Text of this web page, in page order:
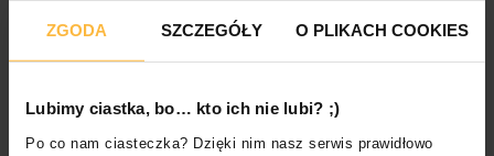
ZGODA SZCZEGÓŁY O PLIKACH COOKIES
Lubimy ciastka, bo… kto ich nie lubi? ;)
Po co nam ciasteczka? Dzięki nim nasz serwis prawidłowo
Porównanie wieku klientów bankowych
i firm pożyczkowych